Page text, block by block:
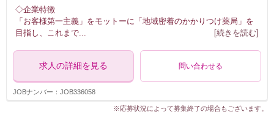
◇企業特徴
「お客様第一主義」をモットーに「地域密着のかかりつけ薬局」を
目指し、これまで
[続きを読む]
求人の詳細を見る 問い合わせる
JOBナンバー：JOB336058
※応募状況によって募集終了の場合もございます。